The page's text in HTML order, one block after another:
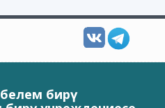
белем бирү